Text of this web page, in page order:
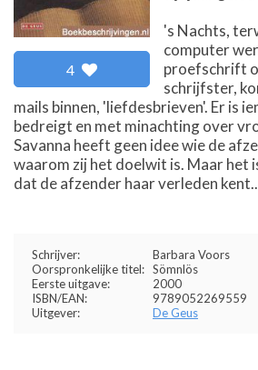
4
's Nachts,
computer
proefschrift
schrijfster,
mails binnen, 'liefdesbrieven'. Er is
bedreigt en met minachting over
Savanna heeft geen idee wie de
waarom zij het doelwit is. Maar het
dat de afzender haar verleden
Schrijver:
Barbara Voors
Oorspronkelijke titel: Sömnlös
Eerste uitgave:
2000
ISBN/EAN:
9789052269559
Uitgever:
De Geus